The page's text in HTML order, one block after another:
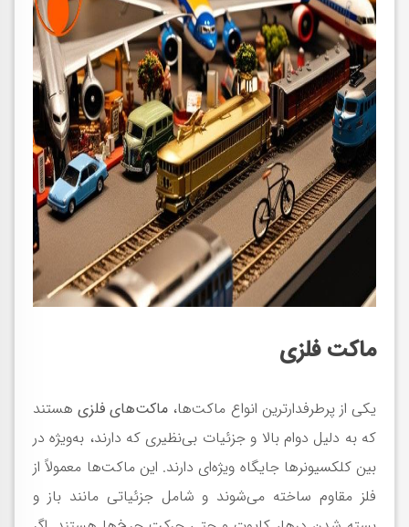
ماکت فلزی
یکی از پرطرفدارترین انواع ماکت‌ها، ماکت‌های فلزیهستند
که به دلیل دوام بالا و جزئیات بی‌نظیری که دارند، به‌ویژه در
بین کلکسیونرها جایگاه ویژه‌ای دارند. این ماکت‌ها معمولاً از
فلز مقاوم ساخته می‌شوند و شامل جزئیاتی مانند باز و